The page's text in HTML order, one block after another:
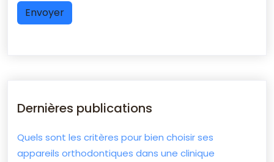
Dernières publications
Quels sont les critères pour bien choisir ses
appareils orthodontiques dans une clinique